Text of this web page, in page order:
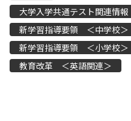
大学入学共通テスト関連情報
新学習指導要領 ＜中学校＞
新学習指導要領 ＜小学校＞
教育改革 ＜英語関連＞